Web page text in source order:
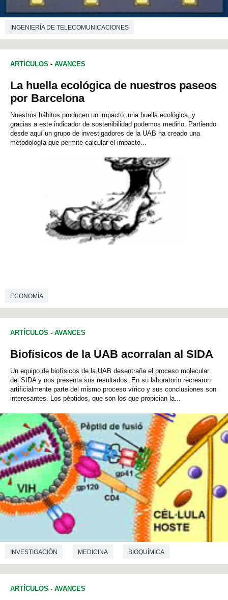
INGENIERÍA DE TELECOMUNICACIONES
ARTÍCULOS - AVANCES
La huella ecológica de nuestros paseos
por Barcelona
Nuestros hábitos producen un impacto, una huella ecológica, y
gracias a este indicador de sostenibilidad podemos medirlo. Partiendo
desde aquí un grupo de investigadores de la UAB ha creado una
metodología que permite calcular el impacto...
ECONOMÍA
ARTÍCULOS - AVANCES
Biofísicos de la UAB acorralan al SIDA
Un equipo de biofísicos de la UAB desentraña el proceso molecular
del SIDA y nos presenta sus resultados. En su laboratorio recrearon
artificialmente parte del mismo proceso vírico y sus conclusiones son
interesantes. Los péptidos, que son los que propician la...
INVESTIGACIÓN MEDICINA BIOQUÍMICA
MICROBIOLOGÍA
ARTÍCULOS - AVANCES